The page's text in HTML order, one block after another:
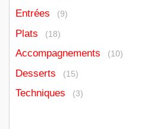
Entrées (9)
Plats (18)
Accompagnements (10)
Desserts (15)
Techniques (3)